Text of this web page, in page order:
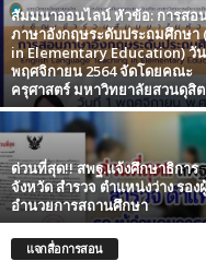
สัมมนาออนไลน์ หัวข้อ: การสอ
ภาษาอังกฤษระดับประถมศึกษา
in Elementary Education) วั
พฤศจิกายน 2564 จัดโดยคณะ
ครุศาสตร์ มหาวิทยาลัยสวนดุสิต
ด่วนที่สุด!! สพฐ.แจ้งศึกษาธิการ
จังหวัด สำรวจ ตำแหน่งว่าง รอง
อำนวยการสถานศึกษา
แจกสื่อการสอน